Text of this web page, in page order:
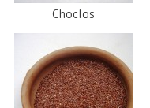
Choclos